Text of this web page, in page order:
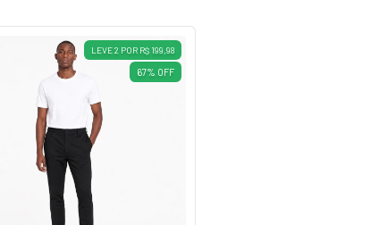
LEVE 2 POR R$ 199,98
67% OFF